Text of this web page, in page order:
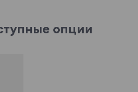
опции